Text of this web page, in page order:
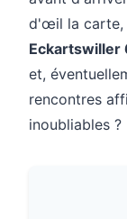
d'œil la carte,
Eckartswiller
et,
rencontres
inoubliables ?